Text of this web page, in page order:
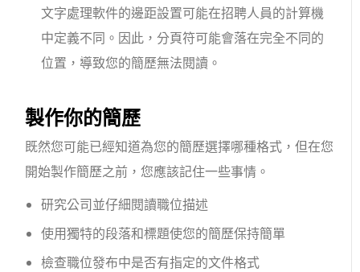
文字處理軟件的邊距設置可能在招聘人員的計算機
中定義不同。因此，分頁符可能會落在完全不同的
位置，導致您的簡歷無法閱讀。
製作你的簡歷
既然您可能已經知道為您的簡歷選擇哪種格式，但在您
開始製作簡歷之前，您應該記住一些事情。
研究公司並仔細閱讀職位描述
使用獨特的段落和標題使您的簡歷保持簡單
檢查職位發布中是否有指定的文件格式